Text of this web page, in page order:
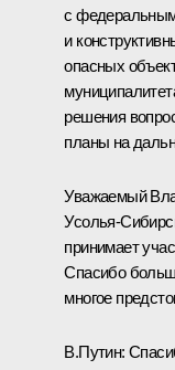
с
и
опасных
решения
планы на
Уважаемый
Усолья-
принимает
Спасибо
многое
В.Путин: